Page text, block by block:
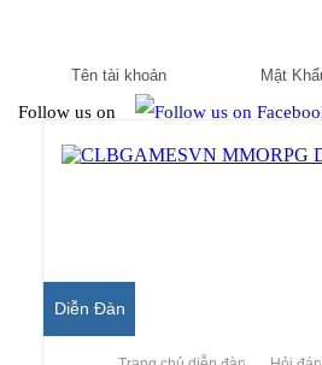
Follow us on
Diễn Đàn